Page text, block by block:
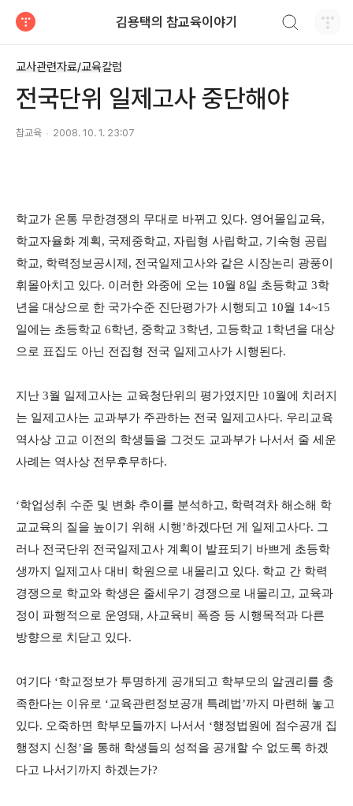
김용택의 참교육이야기
교사관련자료/교육칼럼
전국단위 일제고사 중단해야
참교육 2008. 10. 1. 23:07
학교가 온통 무한경쟁의 무대로 바뀌고 있다. 영어몰입교육,
학교자율화 계획, 국제중학교, 자립형 사립학교, 기숙형 공립
학교, 학력정보공시제, 전국일제고사와 같은 시장논리 광풍이
휘몰아치고 있다. 이러한 와중에 오는 10월 8일 초등학교 3학
년을 대상으로 한 국가수준 진단평가가 시행되고 10월 14~15
일에는 초등학교 6학년, 중학교 3학년, 고등학교 1학년을 대상
으로 표집도 아닌 전집형 전국 일제고사가 시행된다.
지난 3월 일제고사는 교육청단위의 평가였지만 10월에 치러지
는 일제고사는 교과부가 주관하는 전국 일제고사다. 우리교육
역사상 고교 이전의 학생들을 그것도 교과부가 나서서 줄 세운
사례는 역사상 전무후무하다.
‘학업성취 수준 및 변화 추이를 분석하고, 학력격차 해소해 학
교교육의 질을 높이기 위해 시행’하겠다던 게 일제고사다. 그
러나 전국단위 전국일제고사 계획이 발표되기 바쁘게 초등학
생까지 일제고사 대비 학원으로 내몰리고 있다. 학교 간 학력
경쟁으로 학교와 학생은 줄세우기 경쟁으로 내몰리고, 교육과
정이 파행적으로 운영돼, 사교육비 폭증 등 시행목적과 다른
방향으로 치닫고 있다.
여기다 ‘학교정보가 투명하게 공개되고 학부모의 알권리를 충
족한다는 이유로 ‘교육관련정보공개 특례법’까지 마련해 놓고
있다. 오죽하면 학부모들까지 나서서 ‘행정법원에 점수공개 집
행정지 신청’을 통해 학생들의 성적을 공개할 수 없도록 하겠
다고 나서기까지 하겠는가?